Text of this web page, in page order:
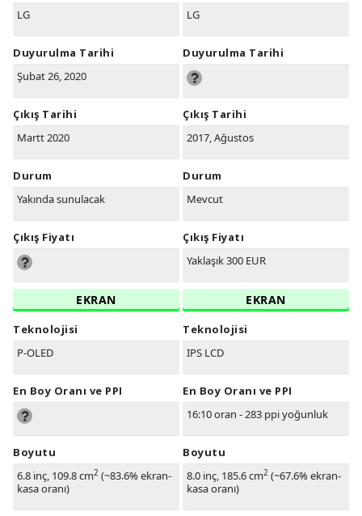
LG
Duyurulma Tarihi
Şubat 26, 2020
Çıkış Tarihi
Martt 2020
Durum
Yakında sunulacak
Çıkış Fiyatı
EKRAN
Teknolojisi
P-OLED
En Boy Oranı ve PPI
Boyutu
6.8 inç, 109.8 cm2 (~83.6% ekran-
kasa oranı)
LG
Duyurulma Tarihi
Çıkış Tarihi
2017, Ağustos
Durum
Mevcut
Çıkış Fiyatı
Yaklaşık 300 EUR
EKRAN
Teknolojisi
IPS LCD
En Boy Oranı ve PPI
16:10 oran - 283 ppi yoğunluk
Boyutu
8.0 inç, 185.6 cm2 (~67.6% ekran-
kasa oranı)